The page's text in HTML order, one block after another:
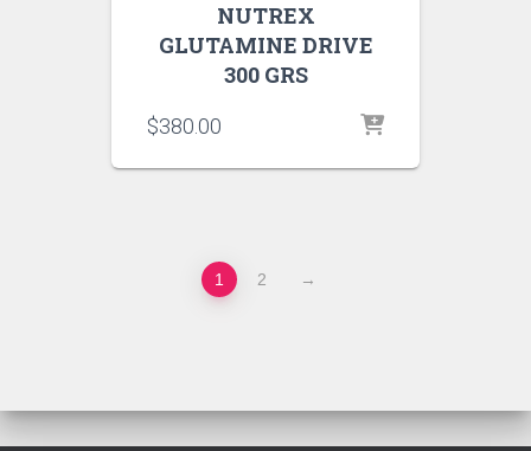
NUTREX
GLUTAMINE DRIVE
300 GRS
$380.00
1 2 →